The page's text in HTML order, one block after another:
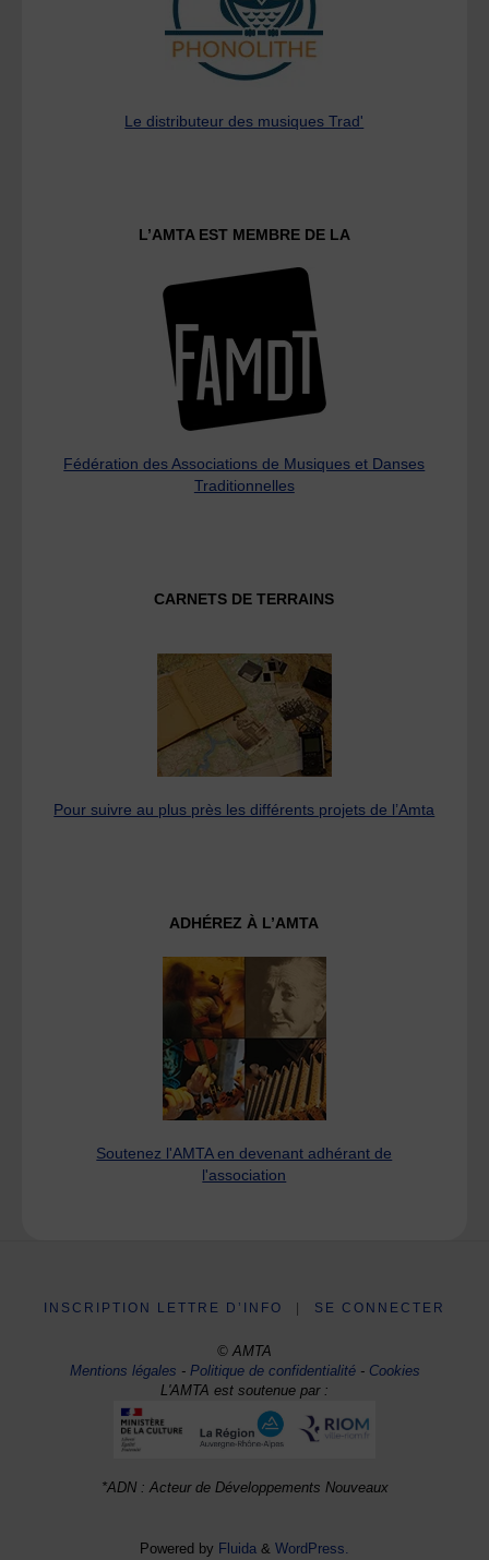
Le distributeur des musiques Trad'
L’AMTA EST MEMBRE DE LA
Fédération des Associations de Musiques et Danses
Traditionnelles
CARNETS DE TERRAINS
Pour suivre au plus près les différents projets de l’Amta
ADHÉREZ À L’AMTA
Soutenez l'AMTA en devenant adhérant de
l'association
INSCRIPTION LETTRE D’INFO SE CONNECTER
© AMTA
Mentions légales -Politique de confidentialité- Cookies
L'AMTA est soutenue par :
*ADN : Acteur de Développements Nouveaux
Powered by Fluida & WordPress.